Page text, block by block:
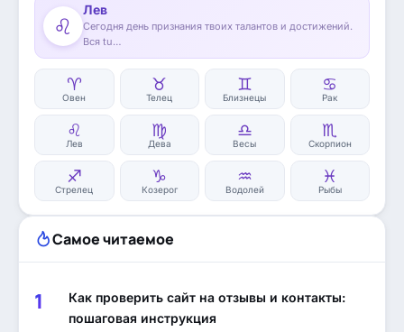
♌
Лев
Сегодня день признания твоих талантов и достижений.
Вся tu…
♈
Овен
♉
Телец
♊
Близнецы
♋
Рак
♌
Лев
♍
Дева
♎
Весы
♏
Скорпион
♐
Стрелец
♑
Козерог
♒
Водолей
♓
Рыбы
Самое читаемое
Как проверить сайт на отзывы и контакты:
пошаговая инструкция